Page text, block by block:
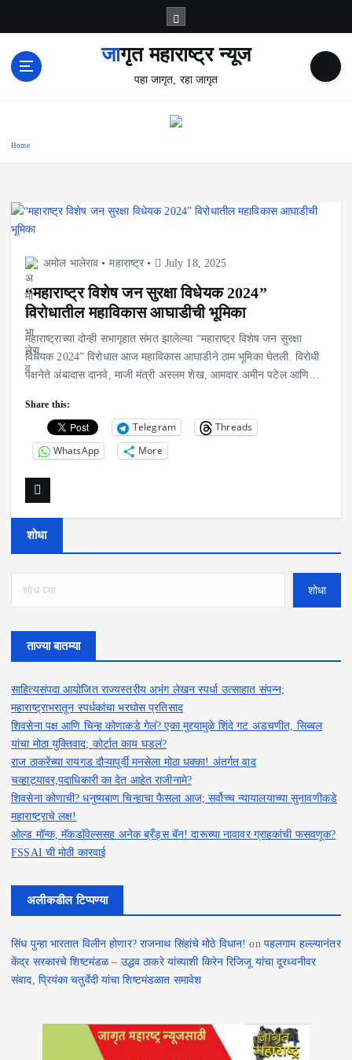
जागृत महाराष्ट्र न्यूज
पहा जागृत, रहा जागृत
Home
अमोल भालेराव महाराष्ट्र July 18, 2025
“महाराष्ट्र विशेष जन सुरक्षा विधेयक 2024”
विरोधातील महाविकास आघाडीची भूमिका
महाराष्ट्राच्या दोन्ही सभागृहात संमत झालेल्या “महाराष्ट्र विशेष जन सुरक्षा
विधेयक 2024” विरोधात आज महाविकास आघाडीने ठाम भूमिका घेतली. विरोधी
पक्षनेते अंबादास दानवे, माजी मंत्री अस्लम शेख, आमदार अमीन पटेल आणि…
Share this:
Telegram
Threads
WhatsApp
More
शोधा
शोधा
ताज्या बातम्या
साहित्यसंपदा आयोजित राज्यस्तरीय अभंग लेखन स्पर्धा उत्साहात संपन्न;
महाराष्ट्राभरातून स्पर्धकांचा भरघोस प्रतिसाद
शिवसेना पक्ष आणि चिन्ह कोणाकडे गेलं? एका मुद्द्यामुळे शिंदे गट अडचणीत, सिब्बल
यांचा मोठा युक्तिवाद; कोर्टात काय घडलं?
राज ठाकरेंच्या रायगड दौऱ्यापूर्वी मनसेला मोठा धक्का! अंतर्गत वाद
चव्हाट्यावर,पदाधिकारी का देत आहेत राजीनामे?
शिवसेना कोणाची? धनुष्यबाण चिन्हाचा फैसला आज; सर्वोच्च न्यायालयाच्या सुनावणीकडे
महाराष्ट्राचे लक्ष!
ओल्ड मॉन्क, मॅकडॉवेल्ससह अनेक ब्रँड्स बॅन! दारूच्या नावावर ग्राहकांची फसवणूक?
FSSAI ची मोठी कारवाई
अलीकडील टिप्पण्या
सिंध पुन्हा भारतात विलीन होणार? राजनाथ सिंहांचे मोठे विधान! on पहलगाम हल्ल्यानंतर
केंद्र सरकारचे शिष्टमंडळ – उद्धव ठाकरे यांच्याशी किरेन रिजिजू यांचा दूरध्वनीवर
संवाद, प्रियंका चतुर्वेदी यांचा शिष्टमंडळात समावेश